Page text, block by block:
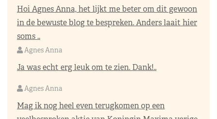
Hoi Agnes Anna, het lijkt me beter om dit gewoon
in de bewuste blog te bespreken. Anders laait hier
soms ..
Agnes Anna
Ja was echt erg leuk om te zien. Dank!..
Agnes Anna
Mag ik nog heel even terugkomen op een